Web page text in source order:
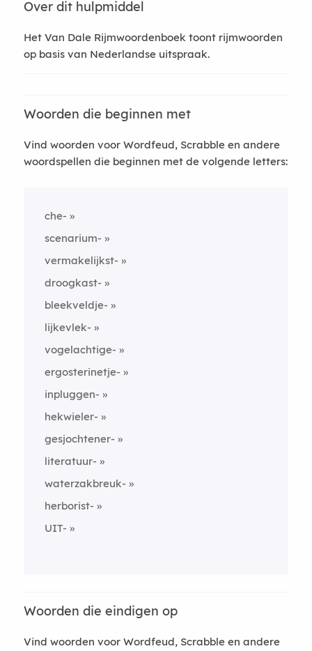
Over dit hulpmiddel
Het Van Dale Rijmwoordenboek toont rijmwoorden
op basis van Nederlandse uitspraak.
Woorden die beginnen met
Vind woorden voor Wordfeud, Scrabble en andere
woordspellen die beginnen met de volgende letters:
che-
scenarium-
vermakelijkst-
droogkast-
bleekveldje-
lijkevlek-
vogelachtige-
ergosterinetje-
inpluggen-
hekwieler-
gesjochtener-
literatuur-
waterzakbreuk-
herborist-
UIT-
Woorden die eindigen op
Vind woorden voor Wordfeud, Scrabble en andere